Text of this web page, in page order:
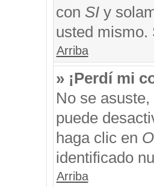
con SIy
usted mismo.
Arriba
» ¡Perdí mi
No se
puede
haga clic en
identificado
Arriba